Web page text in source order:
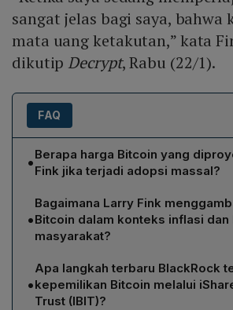
sangat jelas bagi saya, bahwa
mata uang ketakutan,” kata
dikutip Decrypt, Rabu (22/1).
FAQ
•Berapa harga Bitcoin yang
Fink jika terjadi adopsi massal?
Larry Fink menyatakan bahwa harga
melonjak hingga US$ 700.000,
Rp 11,38 triliun, bila mata uang digital
secara luas di seluruh dunia.
•
Bagaimana Larry Fink
Bitcoin dalam konteks inflasi dan
masyarakat?
Fink menilai Bitcoin sebagai lindung
dan menyebutnya sebagai "mata
sehingga dapat menjadi instrumen
•
Apa langkah terbaru BlackRock
kepemilikan Bitcoin melalui
Trust (IBIT)?